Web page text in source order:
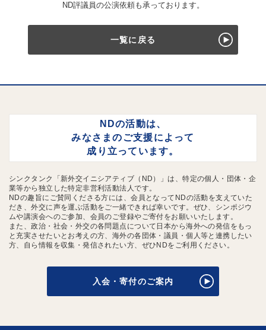
ND評議員の公演依頼も承っております。
一覧に戻る
NDの活動は、
みなさまのご支援によって
成り立っています。
シンクタンク「新外交イニシアティブ（ND）」は、特定の個人・団体・企
業等から独立した特定非営利活動法人です。
NDの趣旨にご賛同くださる方には、会員となってNDの活動を支えていた
だき、外交に声を運ぶ活動をご一緒できれば幸いです。ぜひ、シンポジウ
ムや講演会へのご参加、会員のご登録やご寄付をお願いいたします。
また、政治・社会・外交の各問題点について日本から海外への発信をもっ
と充実させたいとお考えの方、海外の各団体・議員・個人等と連携したい
方、自ら情報を収集・発信されたい方、ぜひNDをご利用ください。
入会・寄付のご案内